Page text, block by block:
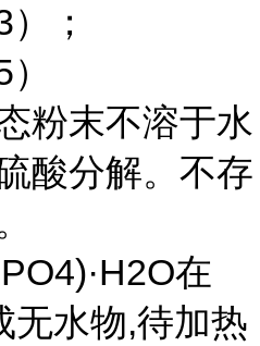
；
粉末不溶于水
酸分解。不存
在
水物,待加热